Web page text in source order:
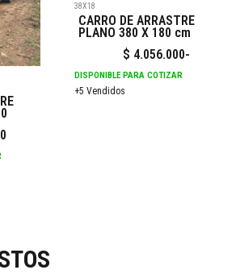
38X18
CARRO DE ARRASTRE
PLANO 380 X 180 cm
$ 4.056.000-
DISPONIBLE PARA COTIZAR
+5 Vendidos